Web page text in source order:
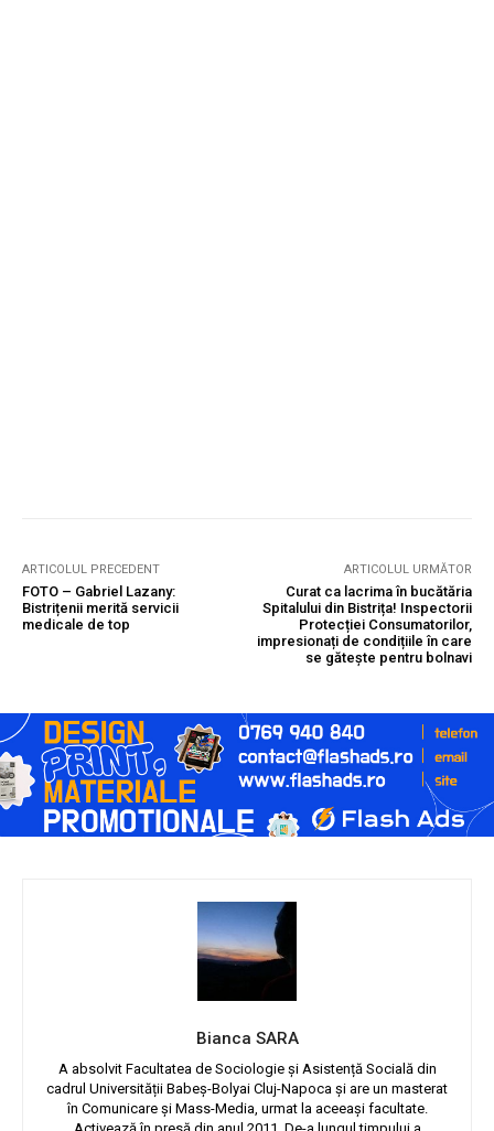
ARTICOLUL PRECEDENT
FOTO – Gabriel Lazany:
Bistrițenii merită servicii
medicale de top
ARTICOLUL URMĂTOR
Curat ca lacrima în bucătăria
Spitalului din Bistrița! Inspectorii
Protecției Consumatorilor,
impresionați de condițiile în care
se gătește pentru bolnavi
Bianca SARA
A absolvit Facultatea de Sociologie și Asistență Socială din
cadrul Universității Babeș-Bolyai Cluj-Napoca și are un masterat
în Comunicare și Mass-Media, urmat la aceeași facultate.